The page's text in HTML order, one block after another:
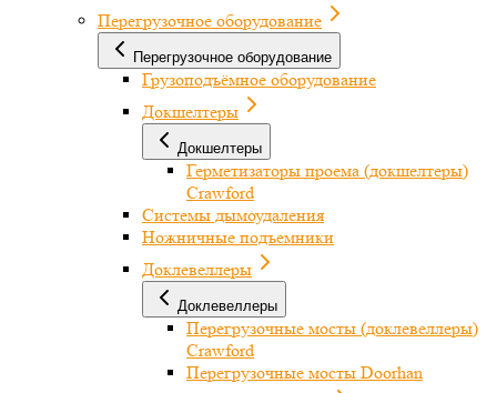
Перегрузочное оборудование
Перегрузочное оборудование
Грузоподъёмное оборудование
Докшелтеры
Докшелтеры
Герметизаторы проема (докшелтеры)
Crawford
Системы дымоудаления
Ножничные подъемники
Доклевеллеры
Доклевеллеры
Перегрузочные мосты (доклевеллеры)
Crawford
Перегрузочные мосты Doorhan